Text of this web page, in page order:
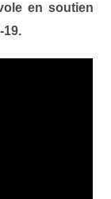
en soutien
19.